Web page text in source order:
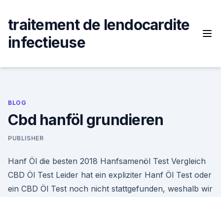
content
traitement de lendocardite
infectieuse
BLOG
Cbd hanföl grundieren
PUBLISHER
Hanf Öl die besten 2018 Hanfsamenöl Test Vergleich
CBD Öl Test Leider hat ein expliziter Hanf Öl Test oder
ein CBD Öl Test noch nicht stattgefunden, weshalb wir